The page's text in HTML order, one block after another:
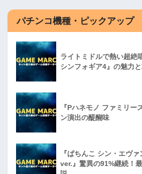
パチンコ機種・ピックアップ
ライトミドルで熱い超絶
シンフォギア4』の魅力
『Pハネモノ ファミリー
ン演出の醍醐味
『ぱちんこ シン・エヴ
ver.』驚異の91%継続！